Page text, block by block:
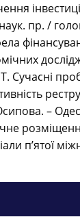
пр. /
Сучасні
–
п’ятої